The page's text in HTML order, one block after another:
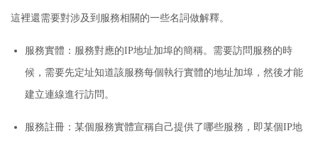
這裡還需要對涉及到服務相關的一些名詞做解釋。
服務實體： 服務對應的IP地址加埠的簡稱。 需要訪問服務的時
候，需要先定址知道該服務每個執行實體的地址加埠，然後才能
建立連線進行訪問。
服務註冊： 某個服務實體宣稱自己提供了哪些服務，即某個IP地